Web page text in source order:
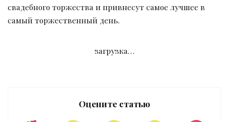
свадебного торжества и привнесут самое лучшее в
самый торжественный день.
загрузка…
Оцените статью